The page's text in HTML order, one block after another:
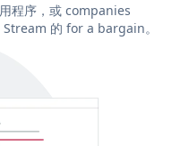
程序，或 companies
的 for a bargain。